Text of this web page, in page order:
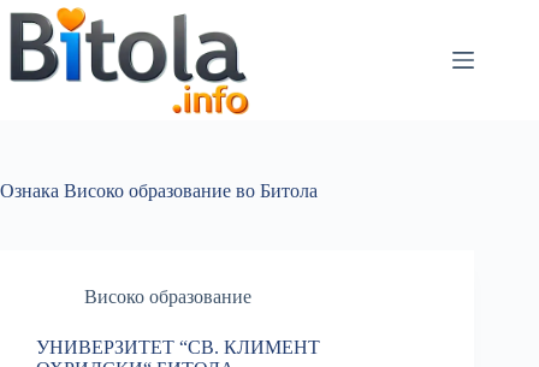
Ознака Високо образование во Битола
Високо образование
УНИВЕРЗИТЕТ “СВ. КЛИМЕНТ